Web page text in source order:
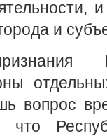
и
вопрос
что